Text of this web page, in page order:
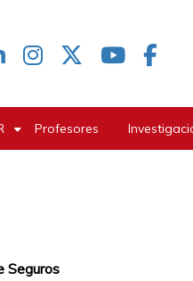
Profesores
Seguros